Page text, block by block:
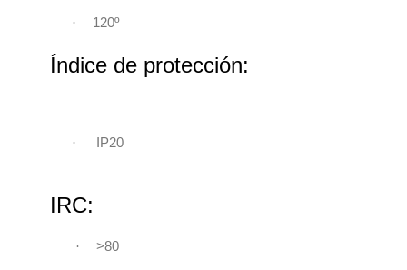
· 120º
Índice de protección:
· IP20
IRC:
· >80